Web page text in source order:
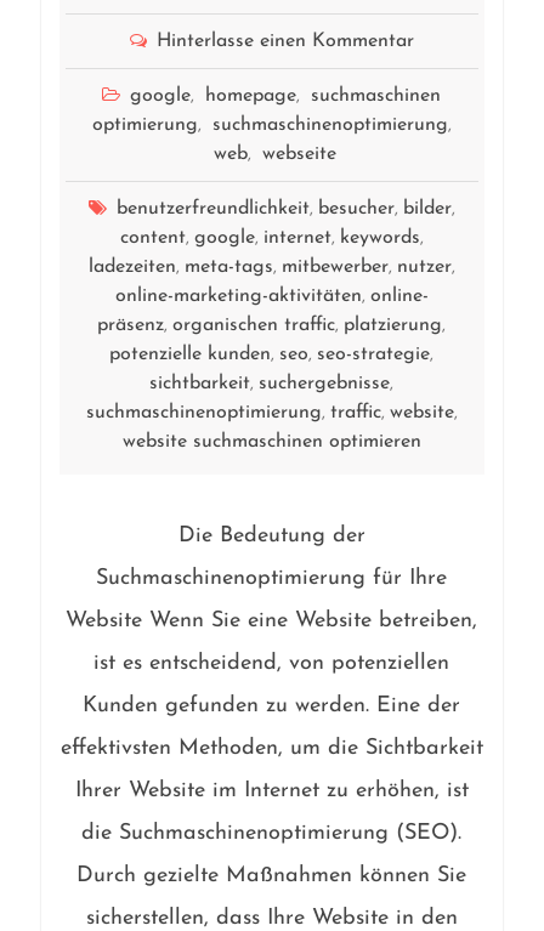
Hinterlasse einen Kommentar
google, homepage,
suchmaschinen
optimierung, suchmaschinenoptimierung,
web, webseite
benutzerfreundlichkeit, besucher, bilder,
content, google, internet, keywords,
ladezeiten, meta-tags, mitbewerber, nutzer,
online-marketing-aktivitäten, online-
präsenz,organischen traffic, platzierung,
potenzielle kunden, seo, seo-strategie,
sichtbarkeit, suchergebnisse,
suchmaschinenoptimierung, traffic, website,
website suchmaschinen optimieren
Die Bedeutung der
Suchmaschinenoptimierung für Ihre
Website Wenn Sie eine Website betreiben,
ist es entscheidend, von potenziellen
Kunden gefunden zu werden. Eine der
effektivsten Methoden, um die Sichtbarkeit
Ihrer Website im Internet zu erhöhen, ist
die Suchmaschinenoptimierung (SEO).
Durch gezielte Maßnahmen können Sie
sicherstellen, dass Ihre Website in den